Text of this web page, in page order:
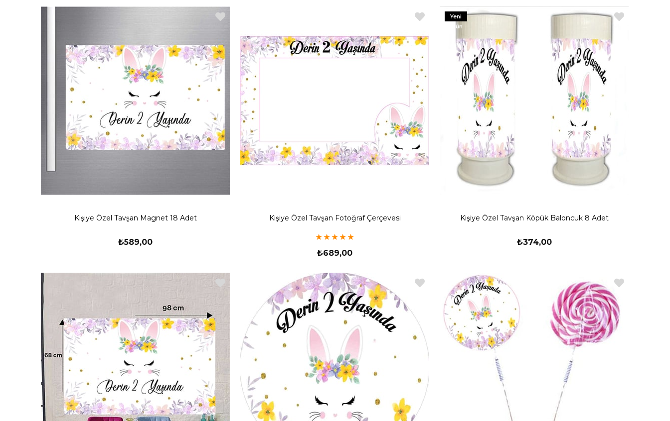
Kişiye Özel Tavşan Magnet 18 Adet
₺589,00
Kişiye Özel Tavşan Fotoğraf Çerçevesi
★★★★★
₺689,00
Kişiye Özel Tavşan Köpük Baloncuk 8 Adet
₺374,00
Yeni
Ürün